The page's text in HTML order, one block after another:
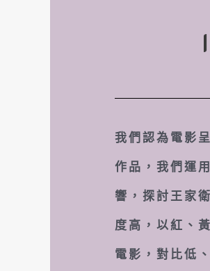
我們認為電影
作品，我們運
響，探討王家
度高，以紅、
電影，對比低